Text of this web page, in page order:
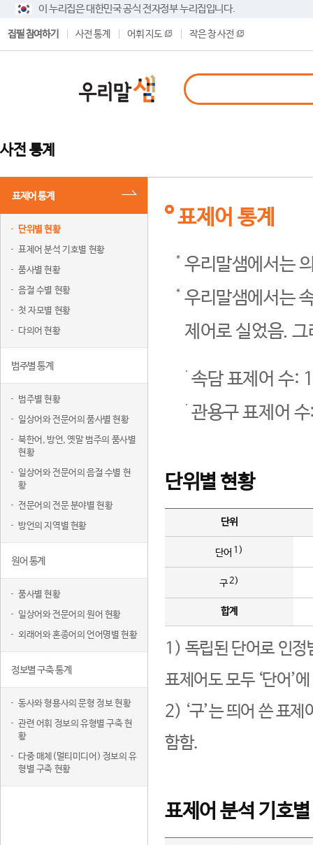
이 누리집은 대한민국 공식 전자정부 누리집입니다.
집필 참여하기 사전 통계 어휘 지도 작은 창 사전
사전 통계
표제어 통계
단위별 현황
표제어 분석 기호별 현황
품사별 현황
음절 수별 현황
첫 자모별 현황
다의어 현황
범주별 통계
범주별 현황
일상어와 전문어의 품사별 현황
북한어, 방언, 옛말 범주의 품사별
현황
일상어와 전문어의 음절 수별 현
황
전문어의 전문 분야별 현황
방언의 지역별 현황
원어 통계
품사별 현황
일상어와 전문어의 원어 현황
외래어와 혼종어의 언어명별 현황
정보별 구축 통계
동사와 형용사의 문형 정보 현황
관련 어휘 정보의 유형별 구축 현
황
다중 매체(멀티미디어) 정보의 유
형별 구축 현황
표제어 통계
우리말샘에서는
우리말샘에서는
제어로 실었음.
속담 표제어 수:
관용구 표제어
단위별 현황
단위
단어 1)
구2)
합계
1) 독립된 단어로 인정
표제어도 모두 ‘단어’
2) ‘구’는 띄어 쓴 표
함함.
표제어 분석 기호